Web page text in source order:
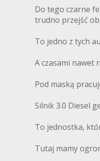
Do tego czarne
trudno przejść
To jedno z tych
A czasami nawet
Pod maską
Silnik 3.0 Diesel
To jednostka,
Tutaj mamy